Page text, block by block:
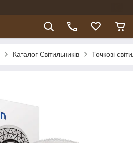
Каталог Світильників Точкові